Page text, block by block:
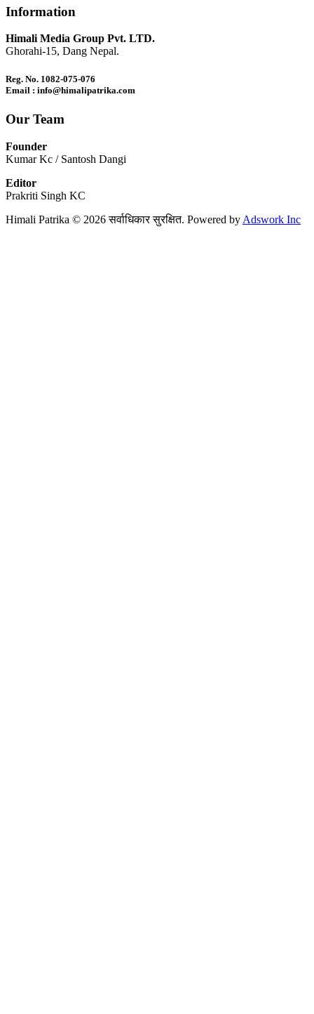
Information
Himali Media Group Pvt. LTD.
Ghorahi-15, Dang Nepal.
Reg. No. 1082-075-076
Email : info@himalipatrika.com
Our Team
Founder
Kumar Kc / Santosh Dangi
Editor
Prakriti Singh KC
Himali Patrika © 2026 सर्वाधिकार सुरक्षित. Powered by Adswork Inc